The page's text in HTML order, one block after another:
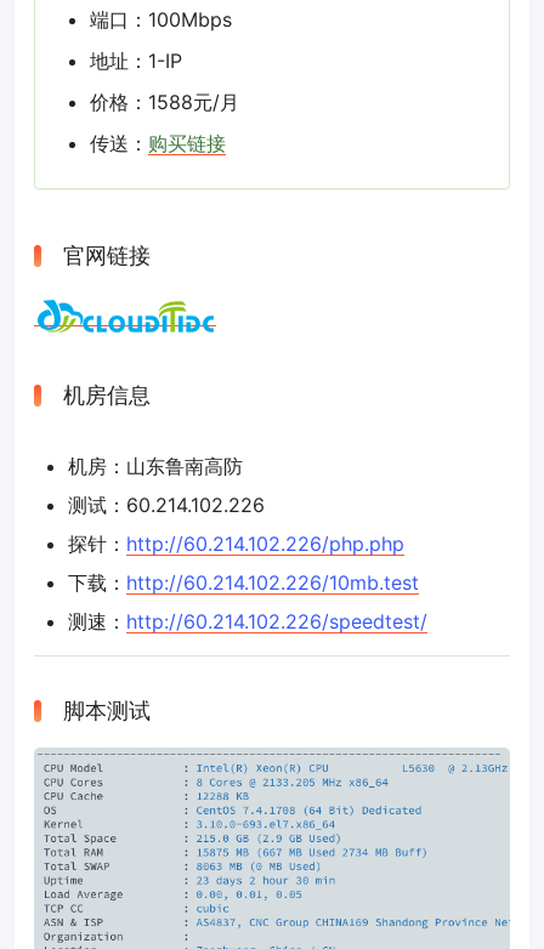
端口：100Mbps
地址：1-IP
价格：1588元/月
传送： 购买链接
官网链接
机房信息
机房：山东鲁南高防
测试：60.214.102.226
探针： http://60.214.102.226/php.php
下载： http://60.214.102.226/10mb.test
测速： http://60.214.102.226/speedtest/
脚本测试